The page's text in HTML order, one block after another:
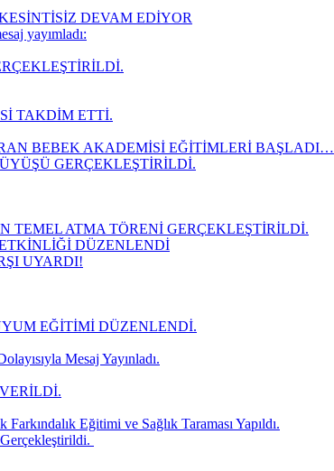
DEVAM EDİYOR
yayımladı:
TAKDİM ETTİ.
BEBEK AKADEMİSİ EĞİTİMLERİ BAŞLADI…
GERÇEKLEŞTİRİLDİ.
ATMA TÖRENİ GERÇEKLEŞTİRİLDİ.
DÜZENLENDİ
UYARDI!
EĞİTİMİ DÜZENLENDİ.
Mesaj Yayınladı.
Eğitimi ve Sağlık Taraması Yapıldı.